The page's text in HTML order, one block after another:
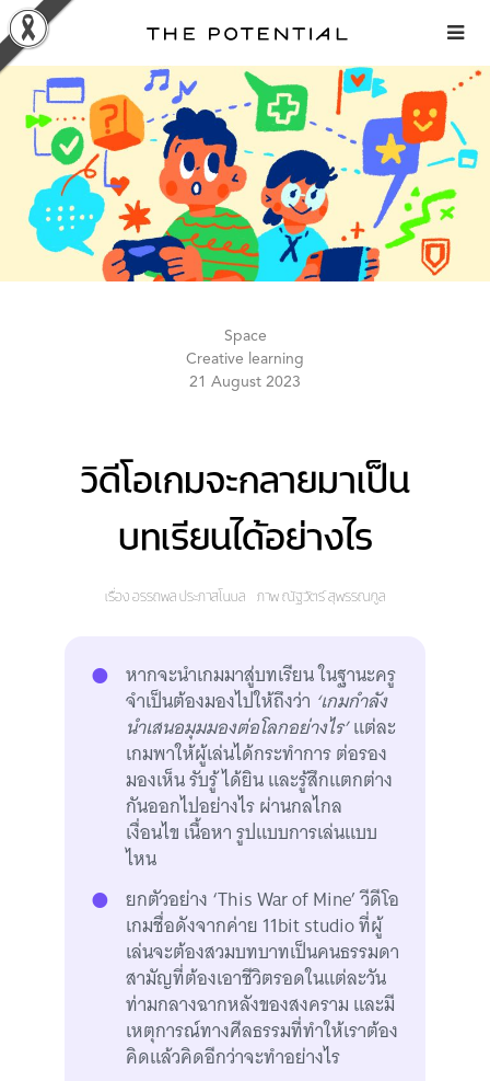
Skip
to
content
Space
Creative learning
21 August 2023
วิดีโอเกมจะกลายมาเป็น
บทเรียนได้อย่างไร
เรื่อง อรรถพล ประภาสโนบล ภาพ ณัฐวัตร์ สุพรรณกูล
หากจะนำเกมมาสู่บทเรียน ในฐานะครู
จำเป็นต้องมองไปให้ถึงว่า ‘เกมกำลัง
นำเสนอมุมมองต่อโลกอย่างไร’แต่ละ
เกมพาให้ผู้เล่นได้กระทำการ ต่อรอง
มองเห็น รับรู้ ได้ยิน และรู้สึกแตกต่าง
กันออกไปอย่างไร ผ่านกลไกล
เงื่อนไข เนื้อหา รูปแบบการเล่นแบบ
ไหน
ยกตัวอย่าง ‘This War of Mine’ วีดีโอ
เกมชื่อดังจากค่าย 11bit studio ที่ผู้
เล่นจะต้องสวมบทบาทเป็นคนธรรมดา
สามัญที่ต้องเอาชีวิตรอดในแต่ละวัน
ท่ามกลางฉากหลังของสงคราม และมี
เหตุการณ์ทางศีลธรรมที่ทำให้เราต้อง
คิดแล้วคิดอีกว่าจะทำอย่างไร